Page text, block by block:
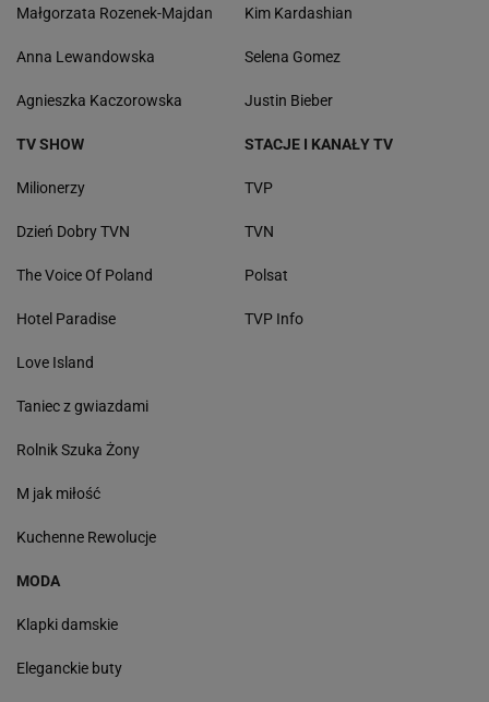
Małgorzata Rozenek-Majdan
Anna Lewandowska
Agnieszka Kaczorowska
Kim Kardashian
Selena Gomez
Justin Bieber
TV SHOW
Milionerzy
Dzień Dobry TVN
The Voice Of Poland
Hotel Paradise
Love Island
Taniec z gwiazdami
Rolnik Szuka Żony
M jak miłość
Kuchenne Rewolucje
STACJE I KANAŁY TV
TVP
TVN
Polsat
TVP Info
MODA
Klapki damskie
Eleganckie buty